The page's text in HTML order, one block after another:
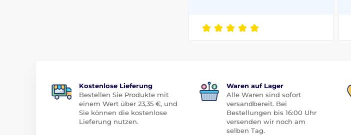
Kostenlose Lieferung
Bestellen Sie Produkte mit
einem Wert über 23,35 €, und
Sie können die kostenlose
Lieferung nutzen.
Waren auf Lager
Alle Waren sind sofort
versandbereit. Bei
Bestellungen bis 16:00 Uhr
versenden wir noch am
selben Tag.